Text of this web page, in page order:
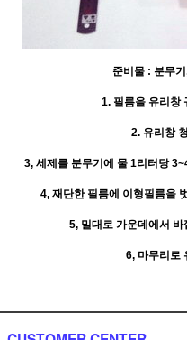
준비물 : 분무
1. 필름을 유리창
2. 유리창
3, 세제를 분무기에 물 1리터당
4, 재단한 필름에 이형필름을
5, 밀대로 가운데에서
6, 마무리로